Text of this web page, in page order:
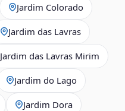
Jardim Colorado
Jardim das Lavras
Jardim das Lavras Mirim
Jardim do Lago
Jardim Dora